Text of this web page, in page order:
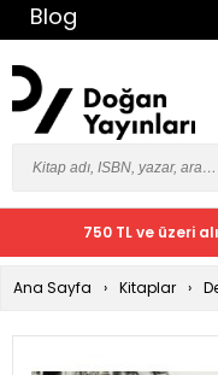
Blog
750 TL ve üzeri
Ana Sayfa Kitaplar